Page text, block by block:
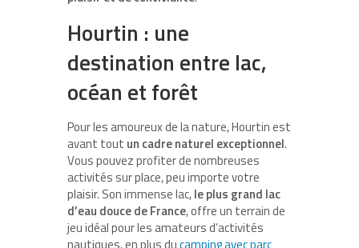
Hourtin : une
destination entre lac,
océan et forêt
Pour les amoureux de la nature, Hourtin est
avant tout un cadre naturel exceptionnel.
Vous pouvez profiter de nombreuses
activités sur place, peu importe votre
plaisir. Son immense lac,le plus grand lac
d’eau douce de France, offre un terrain de
jeu idéal pour les amateurs d’activités